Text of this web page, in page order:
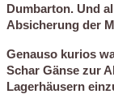
Dumbarton. Und
Absicherung der
Genauso kurios
Schar Gänse zur
Lagerhäusern